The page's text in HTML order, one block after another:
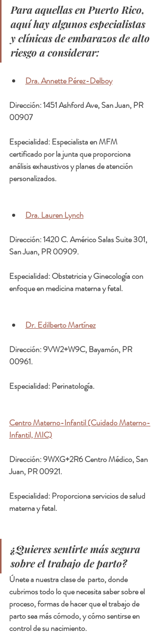
Para aquellas en Puerto Rico,
aquí hay algunos especialistas
y clínicas de embarazos de alto
riesgo a considerar:
Dra. Annette Pérez-Delboy
Dirección: 1451 Ashford Ave, San Juan, PR
00907
Especialidad: Especialista en MFM
certificado por la junta que proporciona
análisis exhaustivos y planes de atención
personalizados.
Dra. Lauren Lynch
Dirección: 1420 C. Américo Salas Suite 301,
San Juan, PR 00909.
Especialidad: Obstetricia y Ginecología con
enfoque en medicina materna y fetal.
Dr. Edilberto Martínez
Dirección: 9VW2+W9C, Bayamón, PR
00961.
Especialidad: Perinatología.
Centro Materno-Infantil (Cuidado Materno-
Infantil, MIC)
Dirección: 9WXG+2R6 Centro Médico, San
Juan, PR 00921.
Especialidad: Proporciona servicios de salud
materna y fetal.
¿Quieres sentirte más segura
sobre el trabajo de parto?
Únete a nuestra clase de  parto, donde
cubrimos todo lo que necesita saber sobre el
proceso, formas de hacer que el trabajo de
parto sea más cómodo, y cómo sentirse en
control de su nacimiento.